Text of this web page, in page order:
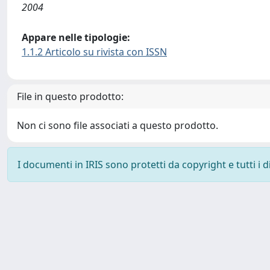
2004
Appare nelle tipologie:
1.1.2 Articolo su rivista con ISSN
File in questo prodotto:
Non ci sono file associati a questo prodotto.
I documenti in IRIS sono protetti da copyright e tutti i